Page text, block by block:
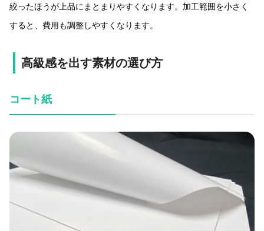
絞ったほうが上品にまとまりやすくなります。加工範囲を小さく
すると、費用も調整しやすくなります。
高級感を出す素材の選び方
コート紙